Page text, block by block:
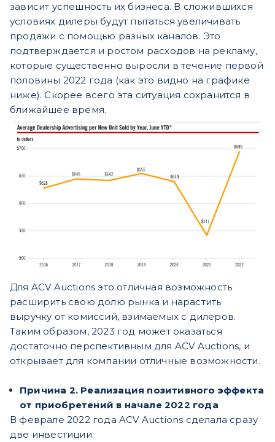
зависит успешность их бизнеса. В сложившихся
условиях дилеры будут пытаться увеличивать
продажи с помощью разных каналов. Это
подтверждается и ростом расходов на рекламу,
которые существенно выросли в течение первой
половины 2022 года (как это видно на графике
ниже). Скорее всего эта ситуация сохранится в
ближайшее время.
Для ACV Auctions это отличная возможность
расширить свою долю рынка и нарастить
выручку от комиссий, взимаемых с дилеров.
Таким образом, 2023 год может оказаться
достаточно перспективным для ACV Auctions, и
открывает для компании отличные возможности.
Причина 2. Реализация позитивного эффекта
от приобретений в начале 2022 года
В феврале 2022 года ACV Auctions сделала сразу
две инвестиции: